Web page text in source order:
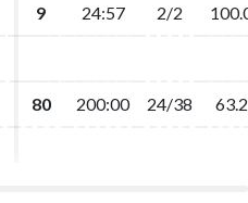
9 24:57 2/2
80 200:00 24/38 63.2
9 24:57 2/2
80 200:00 24/38 63.2